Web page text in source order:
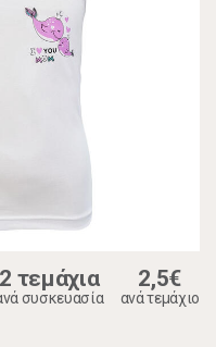
2 τεμάχια
συσκευασία
2,5€
ανά τεμάχιο